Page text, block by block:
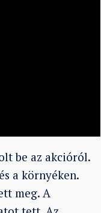
be az akcióról.
a környéken.
meg. A